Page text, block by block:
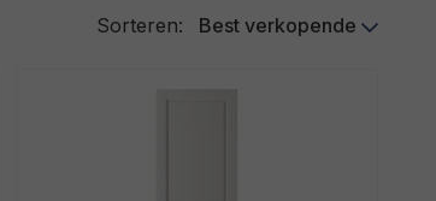
Sorteren: Best verkopende